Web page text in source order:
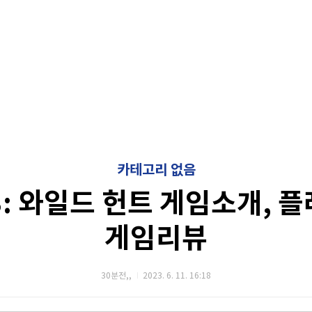
카테고리 없음
와일드 헌트 게임소개,
게임리뷰
30분전,, 2023. 6. 11. 16:18